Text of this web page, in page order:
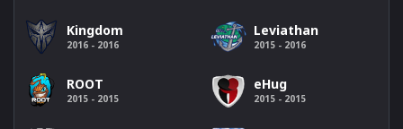
Kingdom
2016 - 2016
Leviathan
2015 - 2016
ROOT
2015 - 2015
eHug
2015 - 2015